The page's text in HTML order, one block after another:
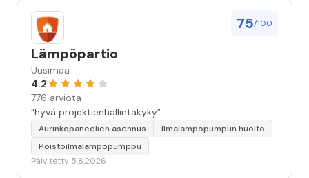
75/100
Lämpöpartio
Uusimaa
4.2
776 arviota
“hyvä projektienhallintakyky”
Aurinkopaneelien asennus
Ilmalämpöpumpun huolto
Poistoilmalämpöpumppu
Päivitetty 5.8.2026